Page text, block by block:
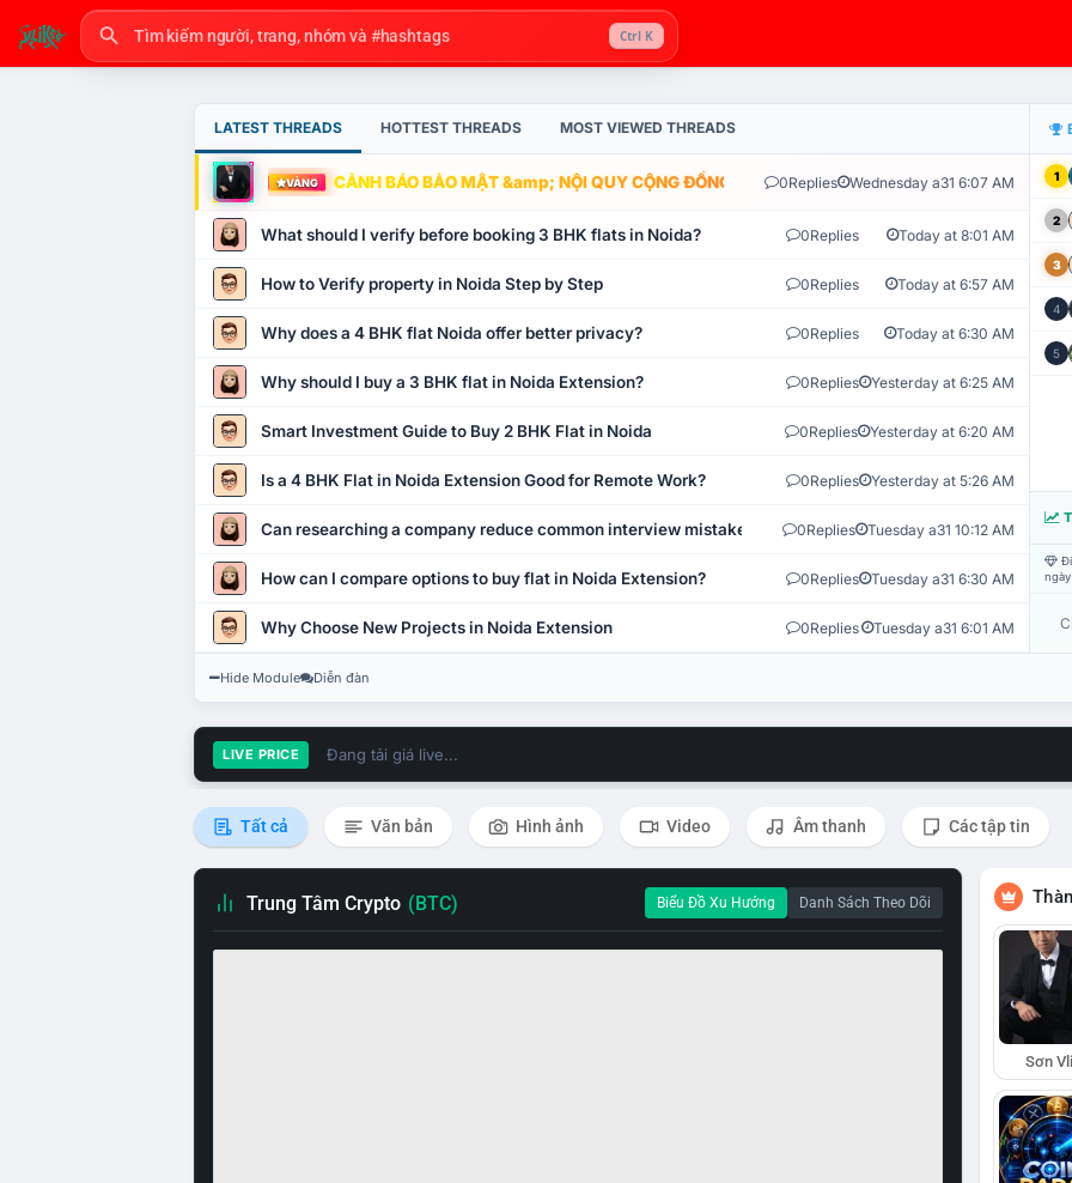
Ctrl K
LATEST THREADS HOTTEST THREADS MOST VIEWED THREADS
VÀNG CẢNH BÁO BẢO MẬT &amp; NỘI QUY CỘNG ĐỒNG VLIKE.VN: HỆ THỐNG GIÁM SÁT TỰ
0Replies Wednesday a31 6:07 AM
What should I verify before booking 3 BHK flats in Noida? 0Replies Today at 8:01 AM
How to Verify property in Noida Step by Step 0Replies Today at 6:57 AM
Why does a 4 BHK flat Noida offer better privacy? 0Replies Today at 6:30 AM
Why should I buy a 3 BHK flat in Noida Extension? 0Replies Yesterday at 6:25 AM
Smart Investment Guide to Buy 2 BHK Flat in Noida 0Replies Yesterday at 6:20 AM
Is a 4 BHK Flat in Noida Extension Good for Remote Work? 0Replies Yesterday at 5:26 AM
Can researching a company reduce common interview mistakes? 0Replies Tuesday a31 10:12 AM
How can I compare options to buy flat in Noida Extension? 0Replies Tuesday a31 6:30 AM
Why Choose New Projects in Noida Extension 0Replies Tuesday a31 6:01 AM
1
2
3
4
5
Hide Module Diễn đàn
LIVE PRICE Đang tải giá live...
Tất cả Văn bản Hình ảnh Video Âm thanh Các tập tin
Trung Tâm Crypto (BTC) Biểu Đồ Xu Hướng Danh Sách Theo Dõi
Sơn